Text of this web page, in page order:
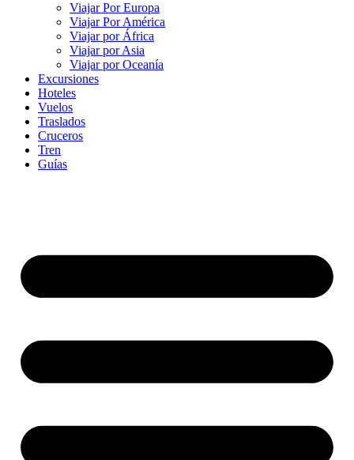
Viajar Por Europa
Viajar Por América
Viajar por África
Viajar por Asia
Viajar por Oceanía
Excursiones
Hoteles
Vuelos
Traslados
Cruceros
Tren
Guías